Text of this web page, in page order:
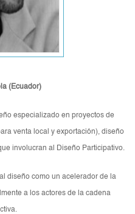
(Ecuador)
especializado en proyectos de
venta local y exportación), diseño
involucran al Diseño Participativo.
diseño como un acelerador de la
a los actores de la cadena